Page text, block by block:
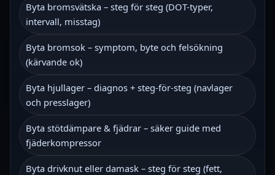
Byta bromsvätska – steg för steg (DOT-typer,
intervall, misstag)
Byta bromsok – symptom, byte och felsökning
(kärvande ok)
Byta hjullager – diagnos + steg-för-steg (navlager
och presslager)
Byta stötdämpare & fjädrar – säker guide med
fjäderkompressor
Byta drivknut eller damask – steg för steg (fett,